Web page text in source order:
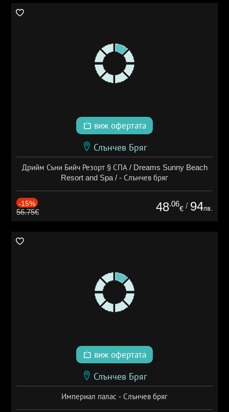
виж офертата
Слънчев Бряг
Дрийм Съни Бийч Резорт § СПА / Dreams Sunny Beach
Resort and Spa / - Слънчев бряг
-15%
56.75€ 48.06
€ / 94лв.
виж офертата
Слънчев Бряг
Империал палас - Слънчев бряг